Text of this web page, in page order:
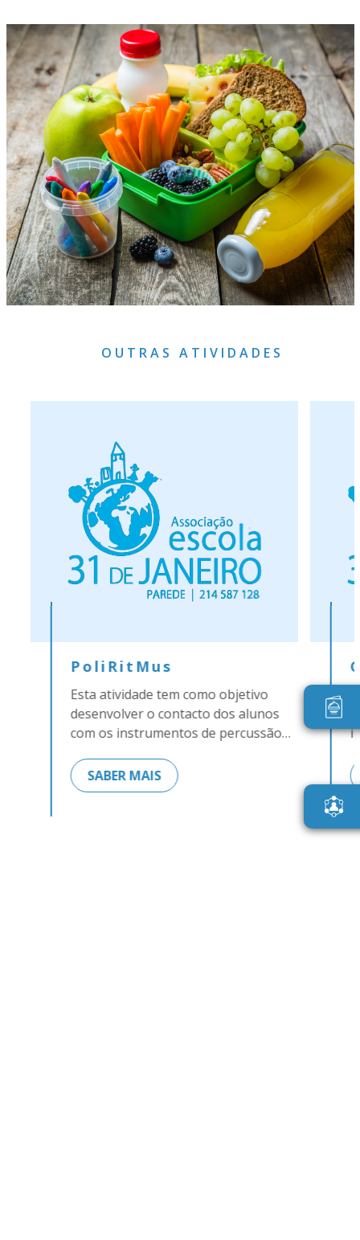
OUTRAS ATIVIDADES
PoliRitMus
Esta atividade tem como objetivo
desenvolver o contacto dos alunos
com os instrumentos de percussão…
SABER MAIS